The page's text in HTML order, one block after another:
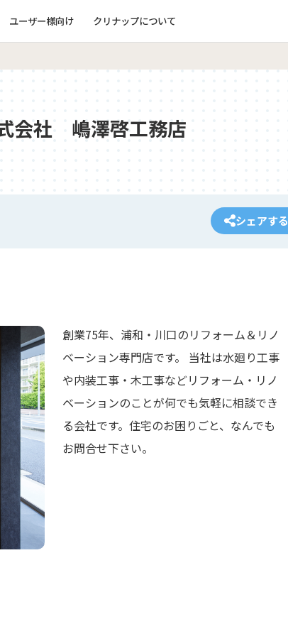
ユーザー様向け クリナップについて
会社 嶋澤啓工務店
シェアする
創業75年、浦和・川口のリフォーム＆リノ
ベーション専門店です。 当社は水廻り工事
や内装工事・木工事などリフォーム・リノ
ベーションのことが何でも気軽に相談でき
る会社です。住宅のお困りごと、なんでも
お問合せ下さい。